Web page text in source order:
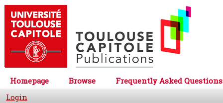
Homepage Browse
Frequently Asked Questions
Login